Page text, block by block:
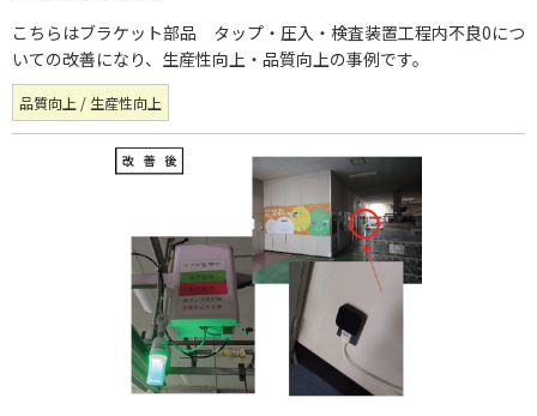
こちらはブラケット部品 タップ・圧入・検査装置工程内不良0につ
いての改善になり、生産性向上・品質向上の事例です。
品質向上 / 生産性向上